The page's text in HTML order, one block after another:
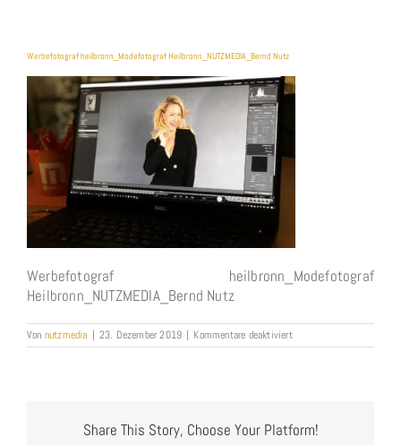
Werbefotograf heilbronn_Modefotograf Heilbronn_NUTZMEDIA_Bernd Nutz
Werbefotograf heilbronn_Modefotograf
Heilbronn_NUTZMEDIA_Bernd Nutz
Von nutzmedia | 23. Dezember 2019 | Kommentare deaktiviertfür
Werbefotograf
Share This Story, Choose Your Platform!